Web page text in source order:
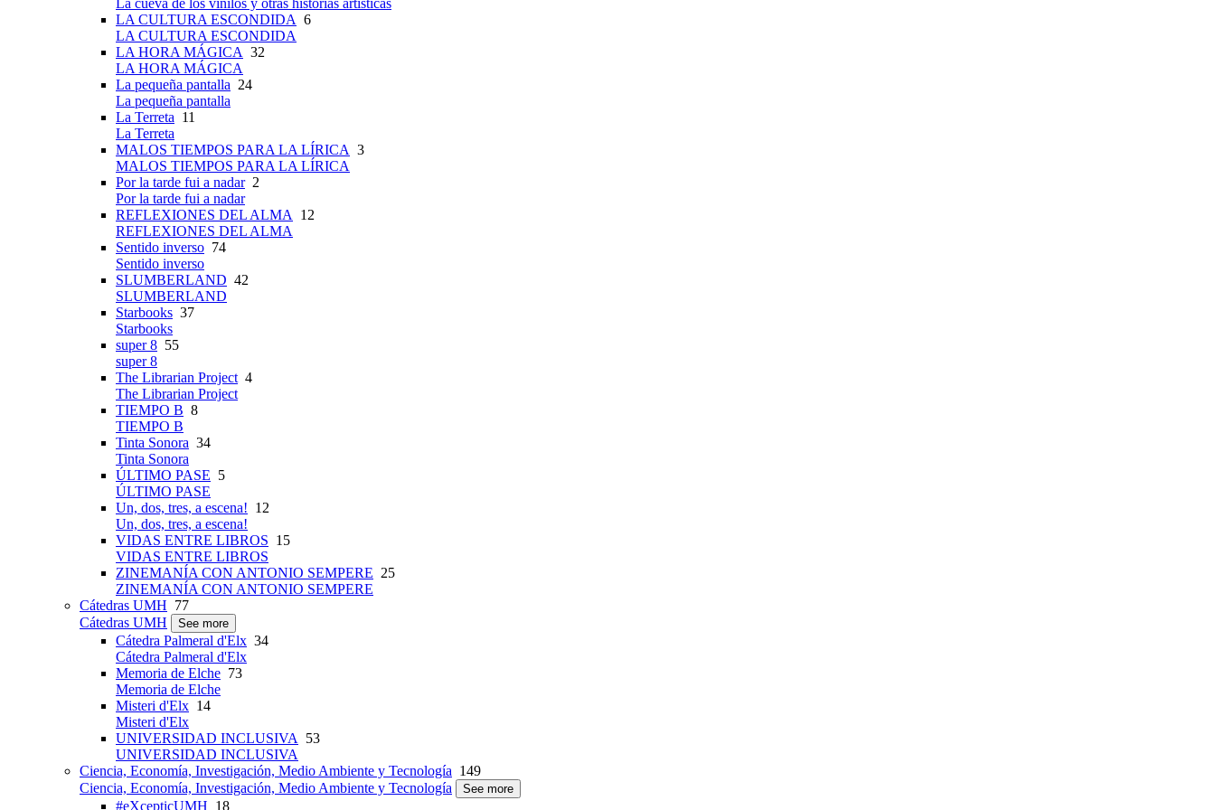
La cueva de los vinilos y otras historias artísticas
LA CULTURA ESCONDIDA 6
LA CULTURA ESCONDIDA
LA HORA MÁGICA 32
LA HORA MÁGICA
La pequeña pantalla 24
La pequeña pantalla
La Terreta 11
La Terreta
MALOS TIEMPOS PARA LA LÍRICA 3
MALOS TIEMPOS PARA LA LÍRICA
Por la tarde fui a nadar2
Por la tarde fui a nadar
REFLEXIONES DEL ALMA
12
REFLEXIONES DEL ALMA
Sentido inverso 74
Sentido inverso
SLUMBERLAND 42
SLUMBERLAND
Starbooks 37
Starbooks
super 8 55
super 8
The Librarian Project 4
The Librarian Project
TIEMPO B 8
TIEMPO B
Tinta Sonora 34
Tinta Sonora
ÚLTIMO PASE 5
ÚLTIMO PASE
Un, dos, tres, a escena! 12
Un, dos, tres, a escena!
VIDAS ENTRE LIBROS 15
VIDAS ENTRE LIBROS
ZINEMANÍA CON ANTONIO SEMPERE 25
ZINEMANÍA CON ANTONIO SEMPERE
Cátedras UMH 77
Cátedras UMH
See more
Cátedra Palmeral d'Elx 34
Cátedra Palmeral d'Elx
Memoria de Elche 73
Memoria de Elche
Misteri d'Elx 14
Misteri d'Elx
UNIVERSIDAD INCLUSIVA
53
UNIVERSIDAD INCLUSIVA
Ciencia, Economía, Investigación, Medio Ambiente y Tecnología 149
Ciencia, Economía, Investigación, Medio Ambiente y Tecnología
See more
#eXcepticUMH 18